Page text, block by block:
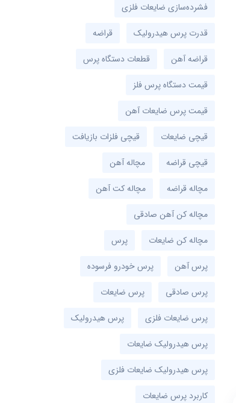
فشرده‌سازی ضایعات فلزی
قدرت پرس هیدرولیک
قراضه
قراضه آهن
قطعات دستگاه پرس
قیمت دستگاه پرس فلز
قیمت پرس ضایعات آهن
قیچی ضایعات
قیچی فلزات بازیافت
قیچی قراضه
مچاله آهن
مچاله قراضه
مچاله کت آهن
مچاله کن آهن صادقی
مچاله کن ضایعات
پرس
پرس آهن
پرس خودرو فرسوده
پرس صادقی
پرس ضایعات
پرس ضایعات فلزی
پرس هیدرولیک
پرس هیدرولیک ضایعات
پرس هیدرولیک ضایعات فلزی
کاربرد پرس ضایعات